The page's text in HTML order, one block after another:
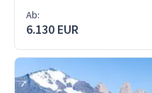
Ab:
6.130 EUR